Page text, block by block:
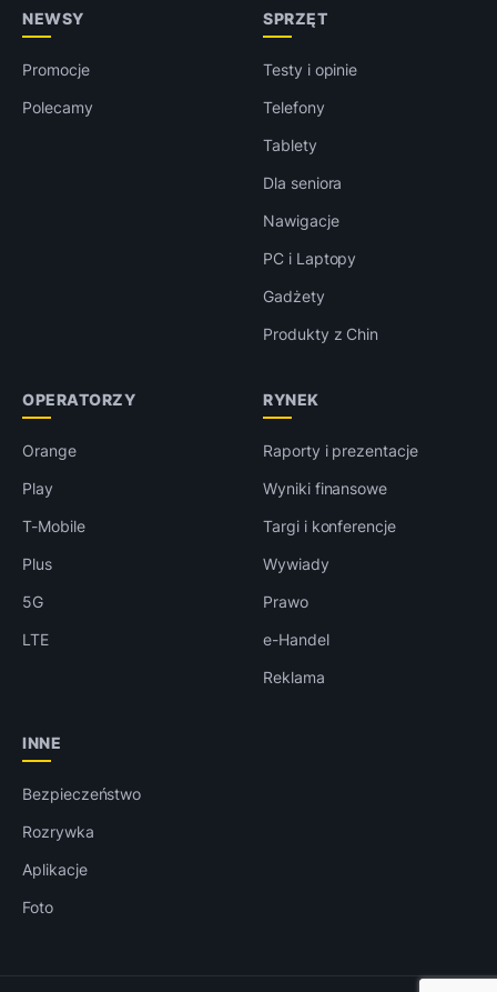
NEWSY
Promocje
Polecamy
SPRZĘT
Testy i opinie
Telefony
Tablety
Dla seniora
Nawigacje
PC i Laptopy
Gadżety
Produkty z Chin
OPERATORZY
Orange
Play
T-Mobile
Plus
5G
LTE
RYNEK
Raporty i prezentacje
Wyniki finansowe
Targi i konferencje
Wywiady
Prawo
e-Handel
Reklama
INNE
Bezpieczeństwo
Rozrywka
Aplikacje
Foto